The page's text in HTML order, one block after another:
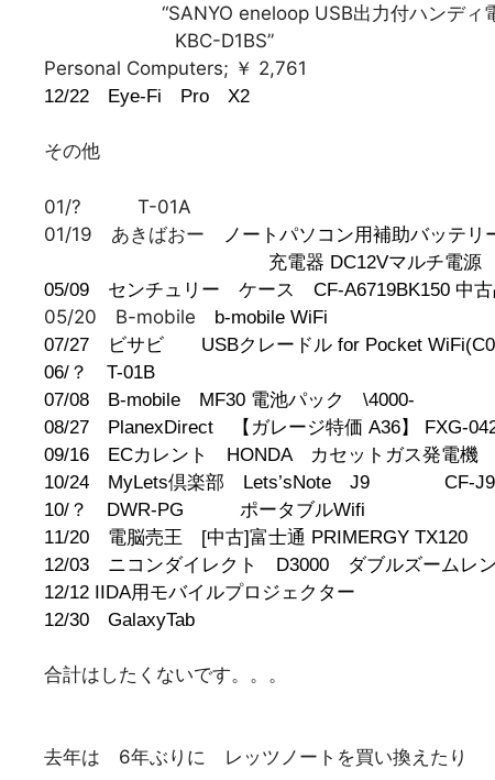
“SANYO eneloop USB出力付ハンディ電
KBC-D1BS”
Personal Computers; ￥ 2,761
12/22 Eye-Fi
その他
01/? T-01A
01/19 あきばおー
ノートパソコン用補助バッテ
充電器 DC12Vマ
05/09 センチュリー ケース CF-
05/20 B-mobile b-mobile
07/27 ビサビ USBクレードル for Pocket
06/？ T-01B
07/08 B-mobile MF30 電池パック \4000-
08/27 PlanexDirect
【ガレージ特価 A36】
09/16 ECカレント HONDA カセットガス発電
10/24 MyLets倶楽部 Lets’sNote J9
10/？ DWR-PG ポータブルWifi
11/20 電脳売王 [中古]富士通
12/03 ニコンダイレクト D3000 ダブルズ
12/12 IIDA用モバイルプロ
12/30 GalaxyTab
合計はしたくないです。。。
去年は 6年ぶりに レッツノートを買い換えたり